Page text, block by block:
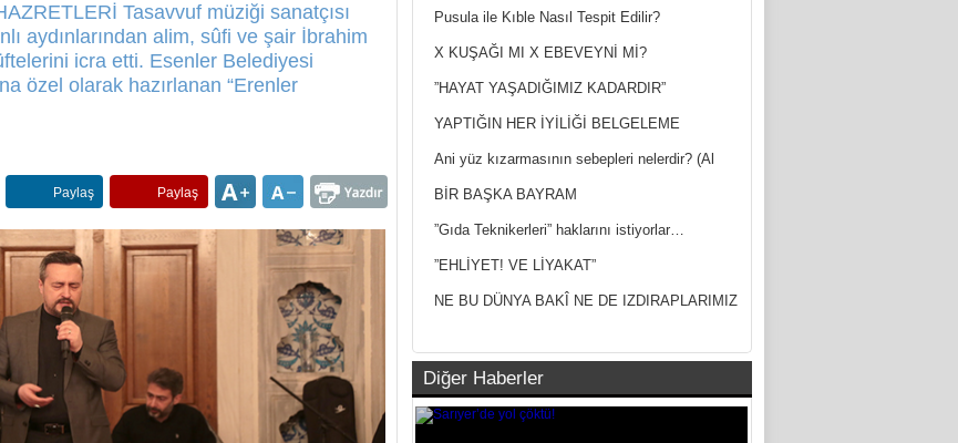
Tasavvuf müziği sanatçısı
aydınlarından alim, sûfi ve şair İbrahim
icra etti. Esenler Belediyesi
özel olarak hazırlanan “Erenler
Paylaş Paylaş
Pusula ile Kıble Nasıl Tespit Edilir?
X KUŞAĞI MI X EBEVEYNİ Mİ?
”HAYAT YAŞADIĞIMIZ KADARDIR”
YAPTIĞIN HER İYİLİĞİ BELGELEME
Ani yüz kızarmasının sebepleri nelerdir? (Al
Yanak)
BİR BAŞKA BAYRAM
”Gıda Teknikerleri” haklarını istiyorlar…
”EHLİYET! VE LİYAKAT”
NE BU DÜNYA BAKÎ NE DE IZDIRAPLARIMIZ
Diğer Haberler